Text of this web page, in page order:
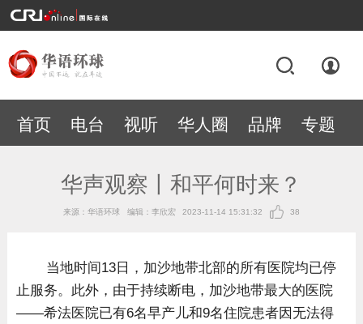
首页 电台 视听 华人圈 品牌 专题
华声观察丨和平何时来？
来源：华语环球 编辑：李欣宏 2023-11-14 15:31:32 38
当地时间13日，加沙地带北部的所有医院均已停
止服务。此外，由于持续断电，加沙地带最大的医院
——希法医院已有6名早产儿和9名住院患者因无法得